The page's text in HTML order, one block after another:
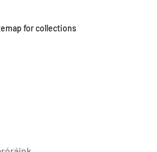
for collections